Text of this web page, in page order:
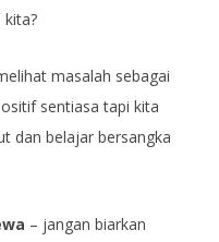
masalah sebagai
sentiasa tapi kita
dan belajar bersangka
– jangan biarkan